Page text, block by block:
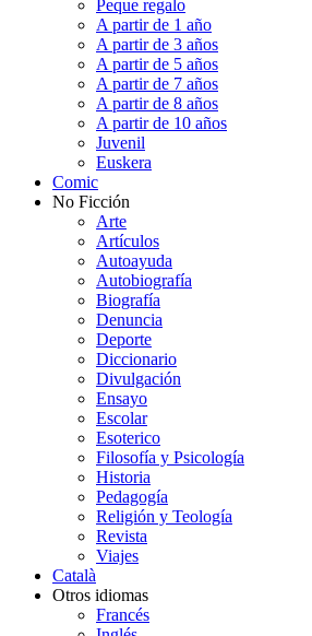
Peque regalo
A partir de 1 año
A partir de 3 años
A partir de 5 años
A partir de 7 años
A partir de 8 años
A partir de 10 años
Juvenil
Euskera
Comic
No Ficción
Arte
Artículos
Autoayuda
Autobiografía
Biografía
Denuncia
Deporte
Diccionario
Divulgación
Ensayo
Escolar
Esoterico
Filosofía y Psicología
Historia
Pedagogía
Religión y Teología
Revista
Viajes
Català
Otros idiomas
Francés